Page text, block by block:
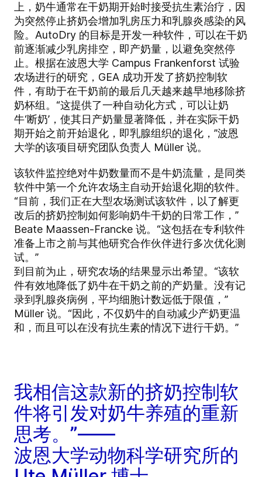
上，奶牛通常在干奶期开始时接受抗生素治疗，因
为突然停止挤奶会增加乳房压力和乳腺炎感染的风
险。AutoDry 的目标是开发一种软​​件，可以在干奶
前逐渐减少乳房排空，即产奶量，以避免突然停
止。根据在波恩大学 Campus Frankenforst 试验
农场进行的研究，GEA 成功开发了挤奶控制软
件，有助于在干奶前的最后几天越来越早地移除挤
奶杯组。“这提供了一种自动化方式，可以让奶
牛‘断奶’，使其日产奶量显著降低，并在实际干奶
期开始之前开始退化，即乳腺组织的退化，”波恩
大学的该项目研究团队负责人 Müller 说。
该软件监控绝对牛奶数量而不是牛奶流量，是同类
软件中第一个允许农场主自动开始退化期的软件。
“目前，我们正在大型农场测试该软件，以了解更
改后的挤奶控制如何影响奶牛干奶的日常工作，”
Beate Maassen-Francke 说。“这包括在专利软件
准备上市之前与其他研究合作伙伴进行多次优化测
试。”
到目前为止，研究农场的结果显示出希望。“该软
件有效地降低了奶牛在干奶之前的产奶量。没有记
录到乳腺炎病例，平均细胞计数远低于限值，”
Müller 说。“因此，不仅奶牛的自动减少产奶更温
和，而且可以在没有抗生素的情况下进行干奶。”
我相信这款新的挤奶控制软
件将引发对奶牛养殖的重新
思考。”——
波恩大学动物科学研究所的